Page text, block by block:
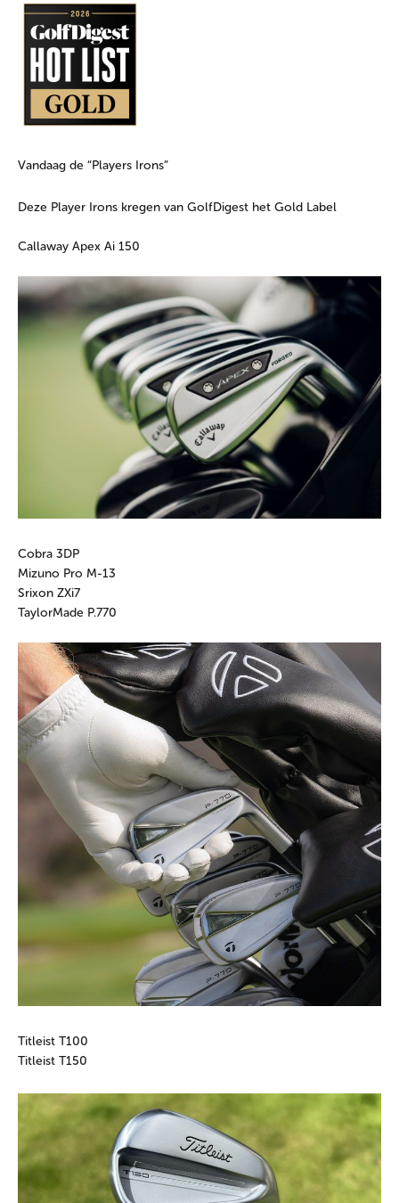
Vandaag de “Players Irons”
Deze Player Irons kregen van GolfDigest het Gold Label
Callaway Apex Ai 150
Cobra 3DP
Mizuno Pro M-13
Srixon ZXi7
TaylorMade P.770
Titleist T100
Titleist T150